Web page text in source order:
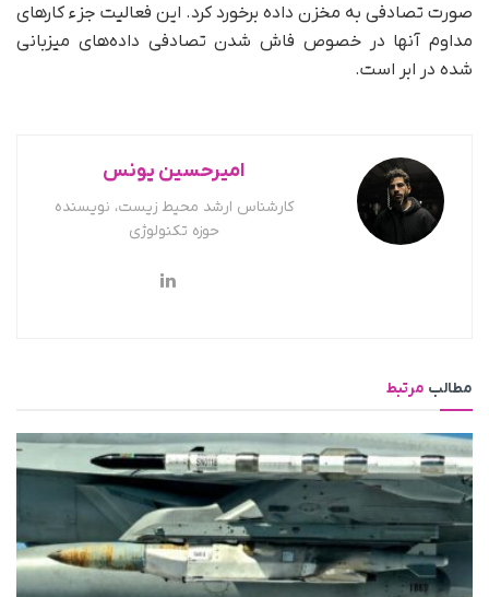
صورت تصادفی به مخزن داده برخورد کرد. این فعالیت جزء کارهای
مداوم آنها در خصوص فاش شدن تصادفی داده‌های میزبانی
شده در ابر است.
امیرحسین یونس
کارشناس ارشد محیط زیست، نویسنده
حوزه تکنولوژی
مطالب مرتبط